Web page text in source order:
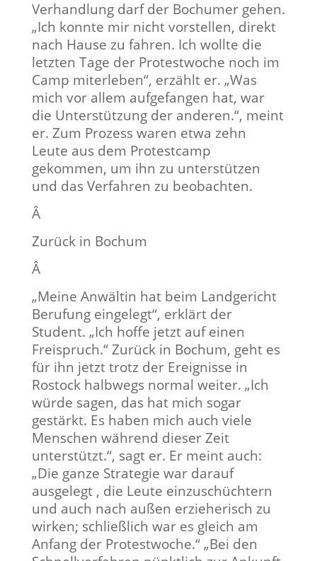
Verhandlung darf der Bochumer gehen.
„Ich konnte mir nicht vorstellen, direkt
nach Hause zu fahren. Ich wollte die
letzten Tage der Protestwoche noch im
Camp miterleben“, erzählt er. „Was
mich vor allem aufgefangen hat, war
die Unterstützung der anderen.“, meint
er. Zum Prozess waren etwa zehn
Leute aus dem Protestcamp
gekommen, um ihn zu unterstützen
und das Verfahren zu beobachten.
Â
Zurück in Bochum
Â
„Meine Anwältin hat beim Landgericht
Berufung eingelegt“, erklärt der
Student. „Ich hoffe jetzt auf einen
Freispruch.“ Zurück in Bochum, geht es
für ihn jetzt trotz der Ereignisse in
Rostock halbwegs normal weiter. „Ich
würde sagen, das hat mich sogar
gestärkt. Es haben mich auch viele
Menschen während dieser Zeit
unterstützt.“, sagt er. Er meint auch:
„Die ganze Strategie war darauf
ausgelegt , die Leute einzuschüchtern
und auch nach außen erzieherisch zu
wirken; schließlich war es gleich am
Anfang der Protestwoche.“ „Bei den